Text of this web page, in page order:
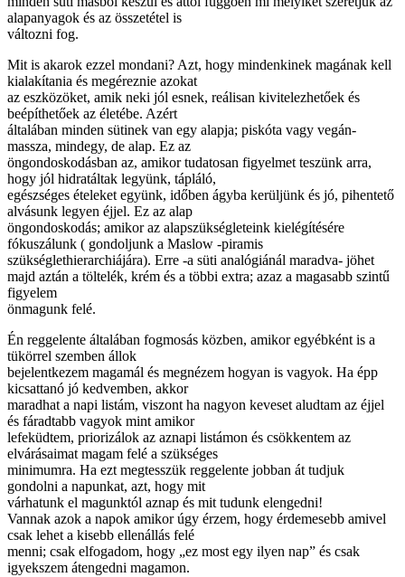
alapanyagok és az összetétel is
változni fog.
Mit is akarok ezzel mondani? Azt, hogy mindenkinek magának kell
kialakítania és megéreznie azokat
az eszközöket, amik neki jól esnek, reálisan kivitelezhetőek és
beépíthetőek az életébe. Azért
általában minden sütinek van egy alapja; piskóta vagy vegán-
massza, mindegy, de alap. Ez az
öngondoskodásban az, amikor tudatosan figyelmet teszünk arra,
hogy jól hidratáltak legyünk, tápláló,
egészséges ételeket együnk, időben ágyba kerüljünk és jó, pihentető
alvásunk legyen éjjel. Ez az alap
öngondoskodás; amikor az alapszükségleteink kielégítésére
fókuszálunk ( gondoljunk a Maslow -piramis
szükséglethierarchiájára). Erre -a süti analógiánál maradva- jöhet
majd aztán a töltelék, krém és a többi extra; azaz a magasabb szintű
figyelem
önmagunk felé.
Én reggelente általában fogmosás közben, amikor egyébként is a
tükörrel szemben állok
bejelentkezem magamál és megnézem hogyan is vagyok. Ha épp
kicsattanó jó kedvemben, akkor
maradhat a napi listám, viszont ha nagyon keveset aludtam az éjjel
és fáradtabb vagyok mint amikor
lefeküdtem, priorizálok az aznapi listámon és csökkentem az
elvárásaimat magam felé a szükséges
minimumra. Ha ezt megtesszük reggelente jobban át tudjuk
gondolni a napunkat, azt, hogy mit
várhatunk el magunktól aznap és mit tudunk elengedni!
Vannak azok a napok amikor úgy érzem, hogy érdemesebb amivel
csak lehet a kisebb ellenállás felé
menni; csak elfogadom, hogy „ez most egy ilyen nap” és csak
igyekszem átengedni magamon.